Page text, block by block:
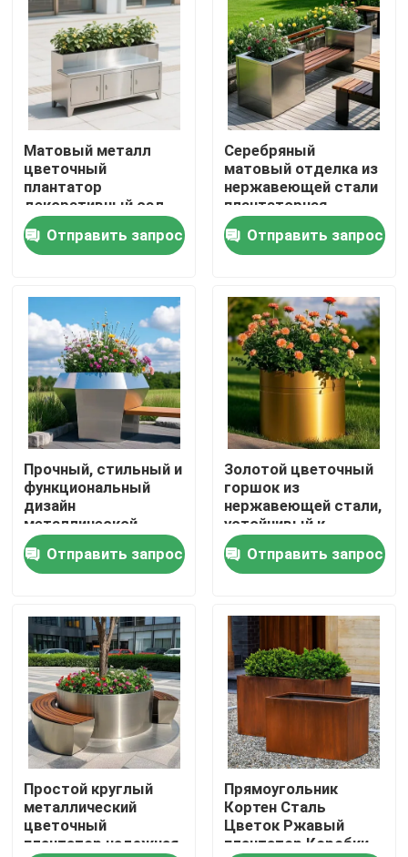
Дом
Продукты
О нас
Путешествие фабрики
Проверка качества
Связаться с нами
Новости
Спросите цитату
Декоративный Metalwork
Декоративная скульптура металла
Матовый металл
цветочный
плантатор
декоративный сад
на открытом
воздухе
Нержавеющая сталь
ящик
Отправить запрос
Серебряный
матовый отделка из
нержавеющей стали
плантаторная
коробка квадратная
ржавчина
устойчивый
цветочный горшок
Отправить запрос
Прочный, стильный и
функциональный
дизайн
металлической
цветочной клумбы
для парка/сада/
двора/школы
Отправить запрос
Золотой цветочный
горшок из
нержавеющей стали,
устойчивый к
ржавчине, прочный,
современный, для
использования в
улице
Отправить запрос
Простой круглый
металлический
цветочный
плантатор надежная
Прямоугольник
Кортен Сталь
Цветок Ржавый
плантатор Коробки